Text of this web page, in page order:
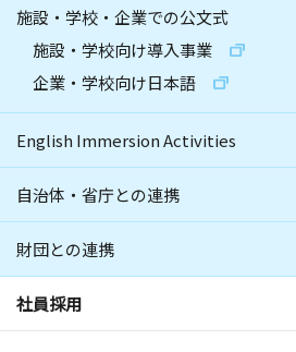
施設・学校・企業での公文式
施設・学校向け導入事業
企業・学校向け日本語
English Immersion Activities
自治体・省庁との連携
財団との連携
社員採用